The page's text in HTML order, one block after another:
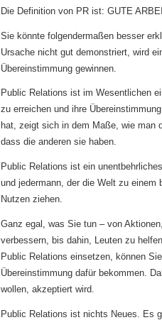
Die Definition von PR ist: GUTE
Sie könnte folgendermaßen besser
Ursache nicht gut demonstriert, wird
Übereinstimmung gewinnen.
Public Relations ist im Wesentlichen
zu erreichen und ihre
hat, zeigt sich in dem Maße, wie man
dass die anderen sie haben.
Public Relations ist ein
und jedermann, der die Welt zu einem
Nutzen ziehen.
Ganz egal, was Sie tun – von
verbessern, bis dahin, Leuten zu
Public Relations einsetzen, können
Übereinstimmung dafür bekommen.
wollen, akzeptiert wird.
Public Relations ist nichts Neues. Es